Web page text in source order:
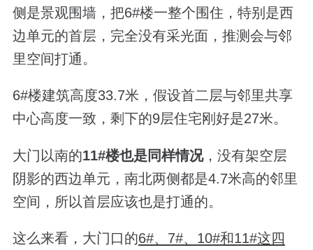
侧是景观围墙，把6#楼一整个围住，特别是西
边单元的首层，完全没有采光面，推测会与邻
里空间打通。
6#楼建筑高度33.7米，假设首二层与邻里共享
中心高度一致，剩下的9层住宅刚好是27米。
大门以南的11#楼也是同样情况，没有架空层
阴影的西边单元，南北两侧都是4.7米高的邻里
空间，所以首层应该也是打通的。
这么来看，大门口的6#、7#、10#和11#这四